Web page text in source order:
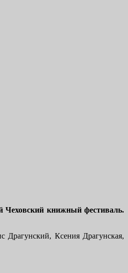
Чеховский книжный фестиваль.
Драгунский, Ксения Драгунская,